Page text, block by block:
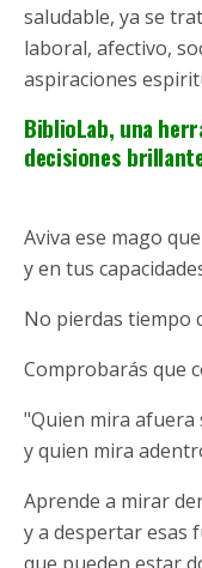
saludable, ya se
laboral, afectivo,
aspiraciones
BiblioLab, una
decisiones
Aviva ese mago
y en tus
No pierdas tiempo
Comprobarás que
"Quien mira afuera
y quien mira
Aprende a mirar
y a despertar esas